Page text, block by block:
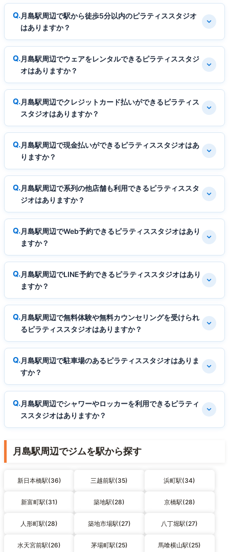
月島駅周辺で駅から徒歩5分以内のピラティススタジオ
はありますか？
月島駅周辺でウェアをレンタルできるピラティススタジ
オはありますか？
月島駅周辺でクレジットカード払いができるピラティス
スタジオはありますか？
月島駅周辺で現金払いができるピラティススタジオはあ
りますか？
月島駅周辺で系列の他店舗も利用できるピラティススタ
ジオはありますか？
月島駅周辺でWeb予約できるピラティススタジオはあり
ますか？
月島駅周辺でLINE予約できるピラティススタジオはあり
ますか？
月島駅周辺で無料体験や無料カウンセリングを受けられ
るピラティススタジオはありますか？
月島駅周辺で駐車場のあるピラティススタジオはありま
すか？
月島駅周辺でシャワーやロッカーを利用できるピラティ
ススタジオはありますか？
月島駅周辺でジムを駅から探す
新日本橋駅(36) 三越前駅(35) 浜町駅(34)
新富町駅(31) 築地駅(28) 京橋駅(28)
人形町駅(28) 築地市場駅(27) 八丁堀駅(27)
水天宮前駅(26) 茅場町駅(25) 馬喰横山駅(25)